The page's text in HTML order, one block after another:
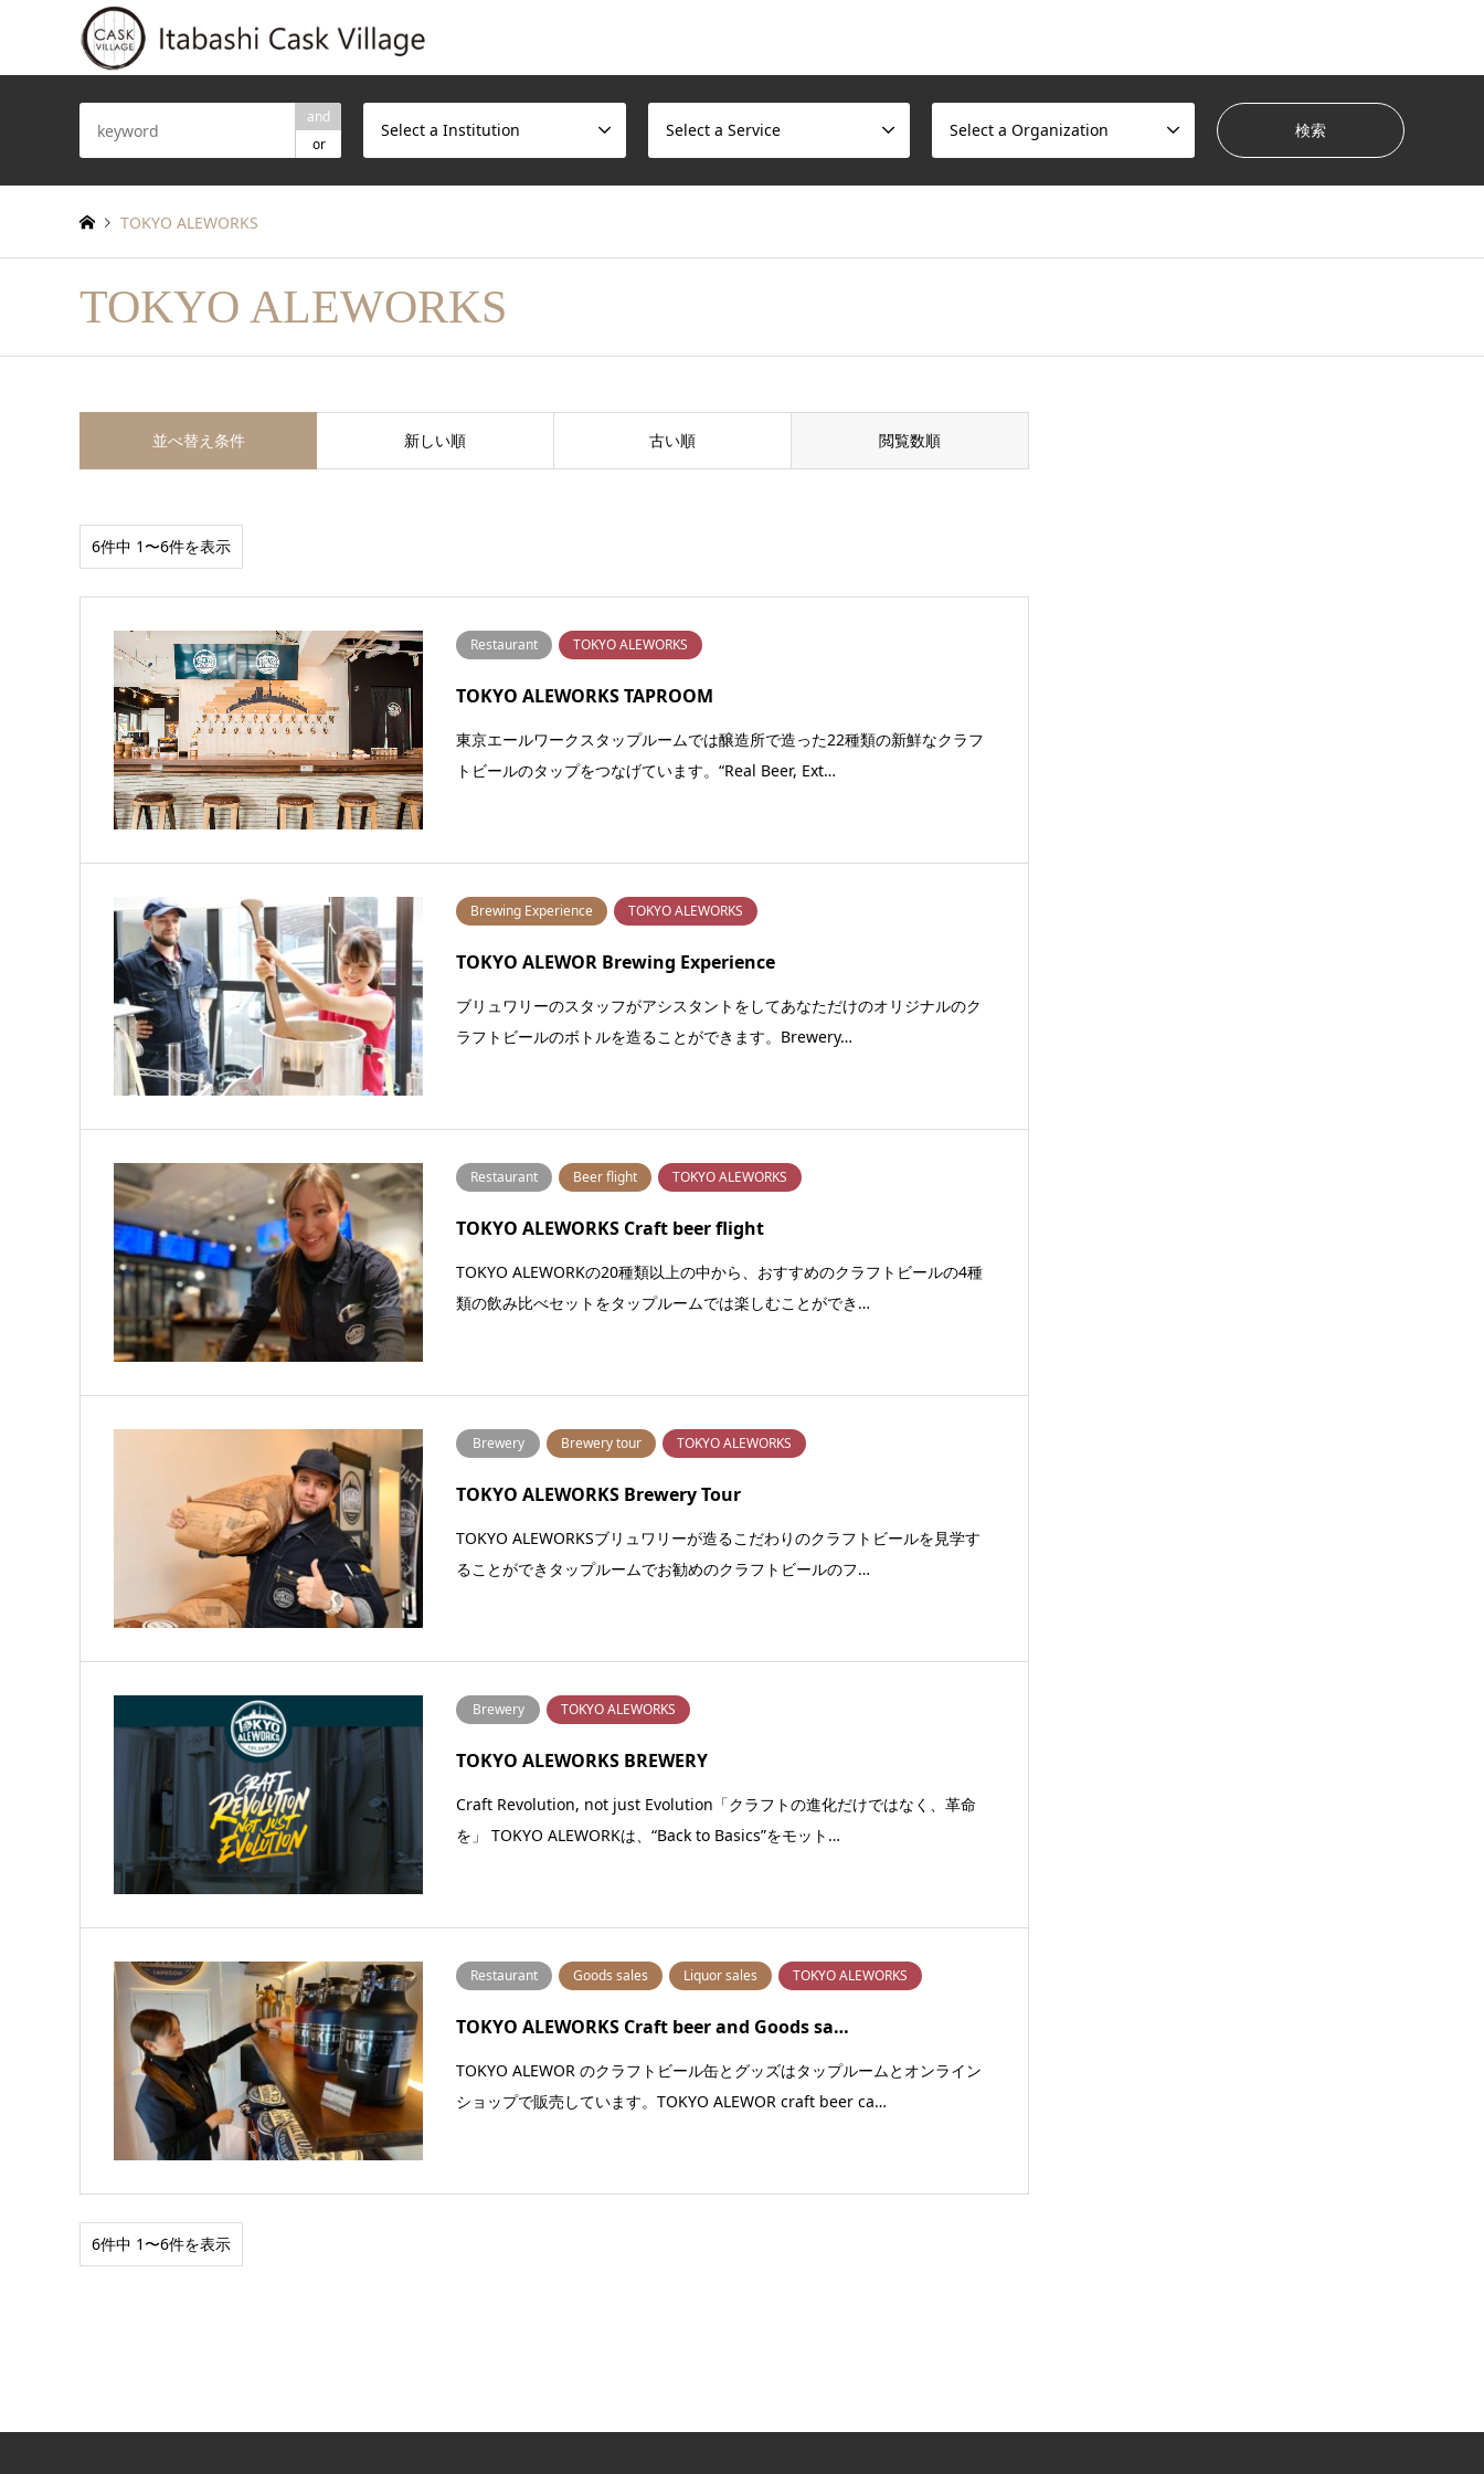
and
or
Select a Institution Select a Service Select a Organization
TOKYO ALEWORKS
TOKYO ALEWORKS
並べ替え条件 新しい順 古い順 閲覧数順
6件中 1〜6件を表示
Restaurant TOKYO ALEWORKS
TOKYO ALEWORKS TAPROOM
東京エールワークスタップルームでは醸造所で造った22種類の新鮮なクラフ
トビールのタップをつなげています。“Real Beer, Ext…
Brewing Experience TOKYO ALEWORKS
TOKYO ALEWOR Brewing Experience
ブリュワリーのスタッフがアシスタントをしてあなただけのオリジナルのク
ラフトビールのボトルを造ることができます。Brewery…
Restaurant Beer flight TOKYO ALEWORKS
TOKYO ALEWORKS Craft beer flight
TOKYO ALEWORKの20種類以上の中から、おすすめのクラフトビールの4種
類の飲み比べセットをタップルームでは楽しむことができ…
Brewery Brewery tour TOKYO ALEWORKS
TOKYO ALEWORKS Brewery Tour
TOKYO ALEWORKSブリュワリーが造るこだわりのクラフトビールを見学す
ることができタップルームでお勧めのクラフトビールのフ…
Brewery TOKYO ALEWORKS
TOKYO ALEWORKS BREWERY
Craft Revolution, not just Evolution「クラフトの進化だけではなく、革命
を」 TOKYO ALEWORKは、“Back to Basics”をモット…
Restaurant Goods sales Liquor sales TOKYO ALEWORKS
TOKYO ALEWORKS Craft beer and Goods sa…
TOKYO ALEWOR のクラフトビール缶とグッズはタップルームとオンライン
ショップで販売しています。TOKYO ALEWOR craft beer ca…
6件中 1〜6件を表示